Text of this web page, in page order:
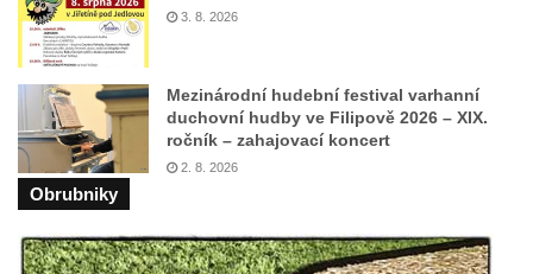
3. 8. 2026
Mezinárodní hudební festival varhanní
duchovní hudby ve Filipově 2026 – XIX.
ročník – zahajovací koncert
2. 8. 2026
Obrubniky